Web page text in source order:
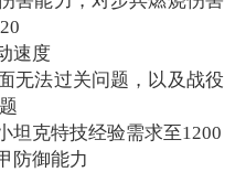
速度
法过关问题，以及战役
克特技经验需求至1200
御能力